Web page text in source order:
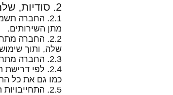
2. סודיות, שלמות וזמינות המידע
2.1. החברה
מתן השירותים.
2.2. החברה
שלה, ותוך
2.3. החברה מתחייבת להפריד הפרדה לוגית בין השימוש במידע של הקבוצה לבין השימוש במידע של צדדים שלישיים.
2.4. לפי
כמו גם את כל
2.5. התחייבויות החברה לפי הסכם זה אינן מוגבלות בזמן, ויחולו גם לאחר סיומו.